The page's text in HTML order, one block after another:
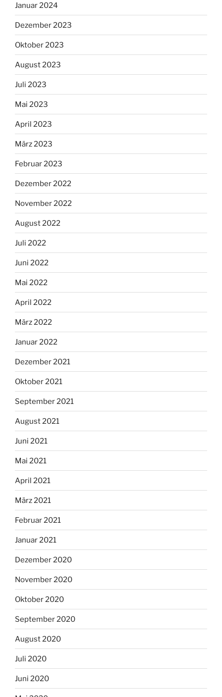
Januar 2024
Dezember 2023
Oktober 2023
August 2023
Juli 2023
Mai 2023
April 2023
März 2023
Februar 2023
Dezember 2022
November 2022
August 2022
Juli 2022
Juni 2022
Mai 2022
April 2022
März 2022
Januar 2022
Dezember 2021
Oktober 2021
September 2021
August 2021
Juni 2021
Mai 2021
April 2021
März 2021
Februar 2021
Januar 2021
Dezember 2020
November 2020
Oktober 2020
September 2020
August 2020
Juli 2020
Juni 2020